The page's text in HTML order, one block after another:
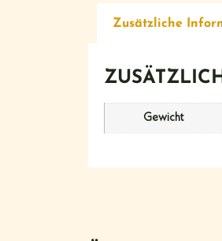
Zusätzliche
Gewicht